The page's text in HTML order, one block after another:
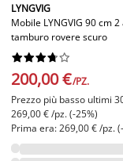
LYNGVIG
Mobile LYNGVIG 90 cm 2
tamburo rovere scuro






200,00 €/PZ.
Prezzo più basso ultimi
269,00 € /pz. (-25%)
Prima era: 269,00 € /pz.